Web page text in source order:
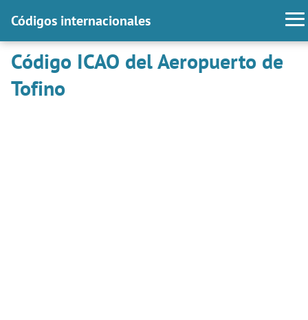
Códigos internacionales
Código ICAO del Aeropuerto de
Tofino